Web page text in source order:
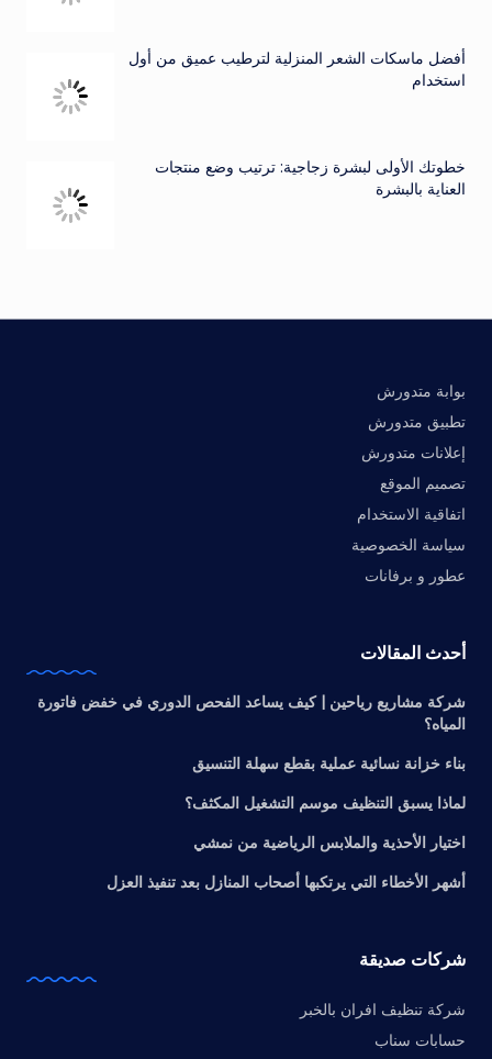
أفضل ماسكات الشعر المنزلية لترطيب عميق من أول
استخدام
خطوتك الأولى لبشرة زجاجية: ترتيب وضع منتجات
العناية بالبشرة
بوابة متدورش
تطبيق متدورش
إعلانات متدورش
تصميم الموقع
اتفاقية الاستخدام
سياسة الخصوصية
عطور و برفانات
أحدث المقالات
شركة مشاريع رياحين | كيف يساعد الفحص الدوري في خفض فاتورة
المياه؟
بناء خزانة نسائية عملية بقطع سهلة التنسيق
لماذا يسبق التنظيف موسم التشغيل المكثف؟
اختيار الأحذية والملابس الرياضية من نمشي
أشهر الأخطاء التي يرتكبها أصحاب المنازل بعد تنفيذ العزل
شركات صديقة
شركة تنظيف افران بالخبر
حسابات سناب